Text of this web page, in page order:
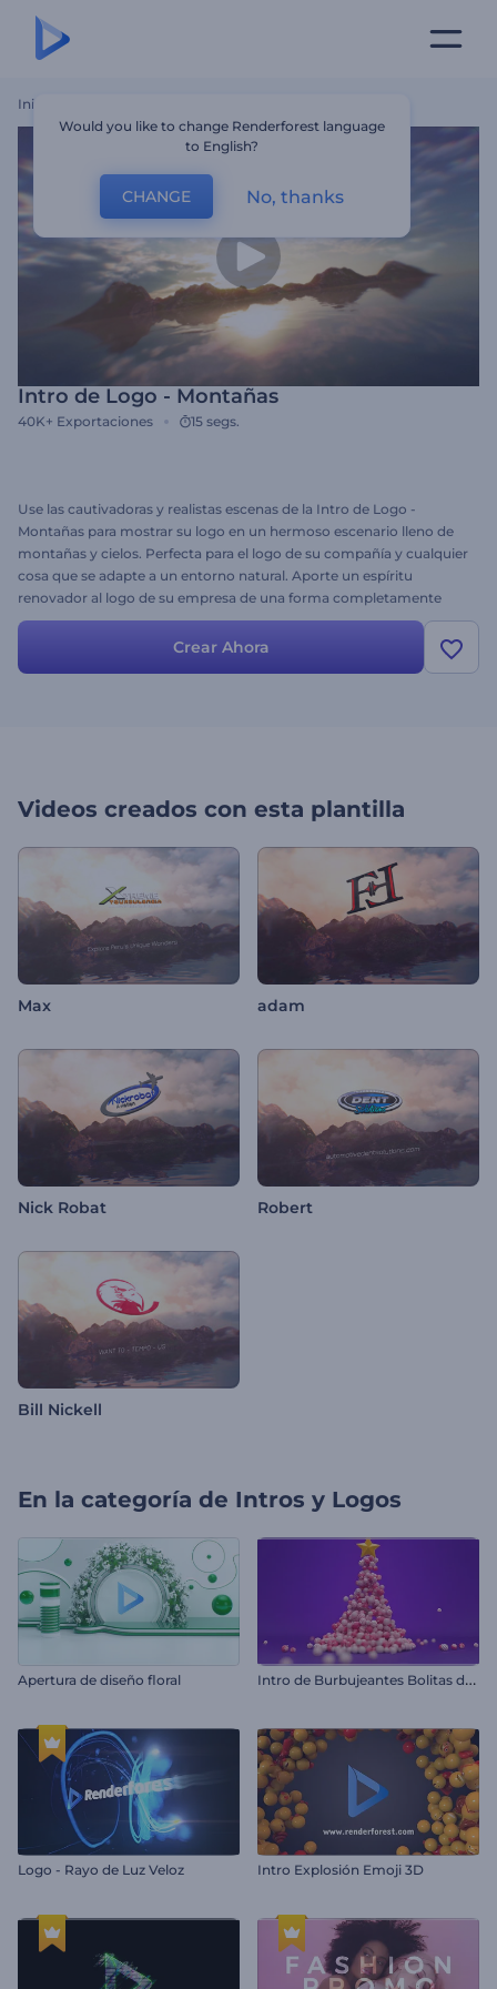
Inicio
Intro de Logo - Montañas
40K+ Exportaciones 15 segs.
Use las cautivadoras y realistas escenas de la Intro de Logo -
Montañas para mostrar su logo en un hermoso escenario lleno de
montañas y cielos. Perfecta para el logo de su compañía y cualquier
cosa que se adapte a un entorno natural. Aporte un espíritu
renovador al logo de su empresa de una forma completamente
nueva. ¡Pruébela gratis hoy mismo!
Crear Ahora
Videos creados con esta plantilla
Max adam
Nick Robat Robert
Bill Nickell
En la categoría de Intros y Logos
Apertura de diseño floral I
ntro de Burbujeantes Bolitas de Navidad
Logo - Rayo de Luz Veloz Intro Explosión Emoji 3D
Would you like to change Renderforest language
to English?
CHANGE No, thanks